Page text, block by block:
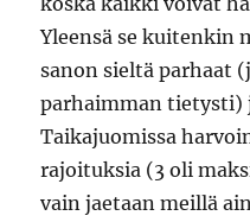
Yleensä se kuitenkin
sanon sieltä parhaat
parhaimman tietysti)
Taikajuomissa
rajoituksia (3 oli
vain jaetaan meillä